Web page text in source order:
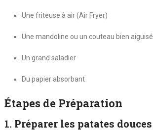
Une friteuse à air (Air Fryer)
Une mandoline ou un couteau bien aiguisé
Un grand saladier
Du papier absorbant
Étapes de Préparation
1. Préparer les patates douces